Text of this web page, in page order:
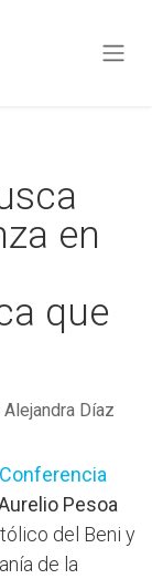
en
que
Díaz
Conferencia
Pesoa
del Beni y
de la